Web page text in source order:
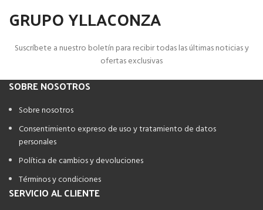
GRUPO YLLACONZA
Suscríbete a nuestro boletín para recibir todas las últimas noticias y
ofertas exclusivas
SOBRE NOSOTROS
Sobre nosotros
Consentimiento expreso de uso y tratamiento de datos
personales
Política de cambios y devoluciones
Términos y condiciones
SERVICIO AL CLIENTE